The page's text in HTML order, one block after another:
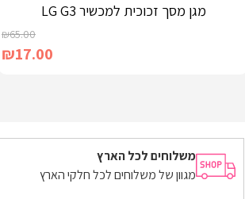
מגן מסך זכוכית למכשיר LG G3
₪65.00
₪17.00
הוספה לסל
משלוחים לכל הארץ
מגוון של משלוחים לכל חלקי הארץ